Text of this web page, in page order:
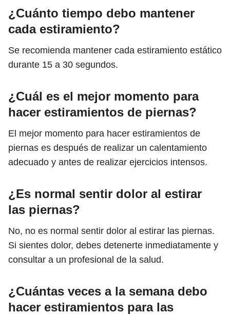
¿Cuánto tiempo debo mantener
cada estiramiento?
Se recomienda mantener cada estiramiento estático
durante 15 a 30 segundos.
¿Cuál es el mejor momento para
hacer estiramientos de piernas?
El mejor momento para hacer estiramientos de
piernas es después de realizar un calentamiento
adecuado y antes de realizar ejercicios intensos.
¿Es normal sentir dolor al estirar
las piernas?
No, no es normal sentir dolor al estirar las piernas.
Si sientes dolor, debes detenerte inmediatamente y
consultar a un profesional de la salud.
¿Cuántas veces a la semana debo
hacer estiramientos para las